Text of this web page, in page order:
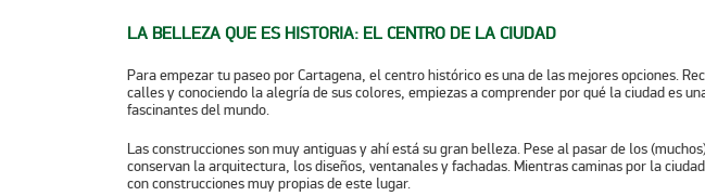
LA BELLEZA QUE ES HISTORIA: EL CENTRO DE LA CIUDAD
Para empezar tu paseo por Cartagena, el centro histórico es una de las mejores opciones.
calles y conociendo la alegría de sus colores, empiezas a comprender por qué la ciudad es
fascinantes del mundo.
Las construcciones son muy antiguas y ahí está su gran belleza. Pese al pasar de los
conservan la arquitectura, los diseños, ventanales y fachadas. Mientras caminas por la
con construcciones muy propias de este lugar.